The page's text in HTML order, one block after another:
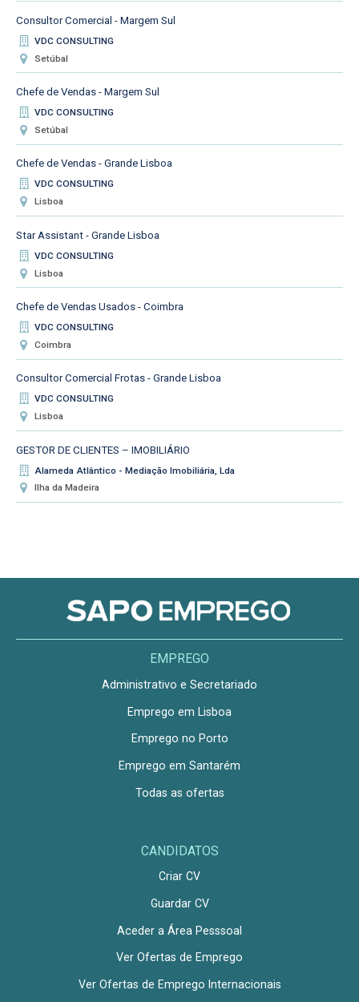
Consultor Comercial - Margem Sul
VDC CONSULTING
Setúbal
Chefe de Vendas - Margem Sul
VDC CONSULTING
Setúbal
Chefe de Vendas - Grande Lisboa
VDC CONSULTING
Lisboa
Star Assistant - Grande Lisboa
VDC CONSULTING
Lisboa
Chefe de Vendas Usados - Coimbra
VDC CONSULTING
Coimbra
Consultor Comercial Frotas - Grande Lisboa
VDC CONSULTING
Lisboa
GESTOR DE CLIENTES – IMOBILIÁRIO
Alameda Atlântico - Mediação Imobiliária, Lda
Ilha da Madeira
EMPREGO
Administrativo e Secretariado
Emprego em Lisboa
Emprego no Porto
Emprego em Santarém
Todas as ofertas
CANDIDATOS
Criar CV
Guardar CV
Aceder a Área Pesssoal
Ver Ofertas de Emprego
Ver Ofertas de Emprego Internacionais